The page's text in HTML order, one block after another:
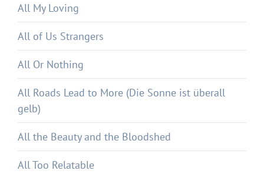
All My Loving
All of Us Strangers
All Or Nothing
All Roads Lead to More (Die Sonne ist überall
gelb)
All the Beauty and the Bloodshed
All Too Relatable